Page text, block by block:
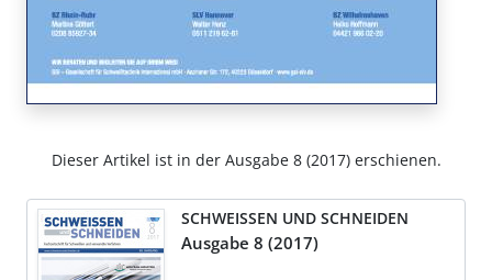
Dieser Artikel ist in der Ausgabe 8 (2017) erschienen.
SCHWEISSEN UND SCHNEIDEN
Ausgabe 8 (2017)